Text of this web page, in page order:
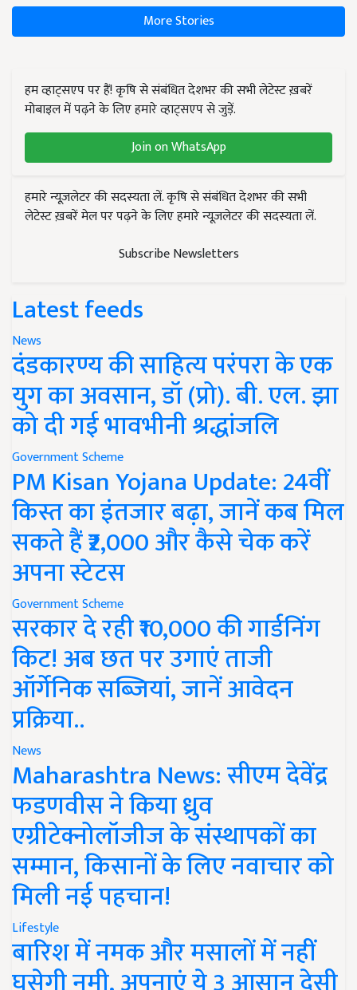
More Stories
हम व्हाट्सएप पर हैं! कृषि से संबंधित देशभर की सभी लेटेस्ट ख़बरें
मोबाइल में पढ़ने के लिए हमारे व्हाट्सएप से जुड़ें.
Join on WhatsApp
हमारे न्यूज़लेटर की सदस्यता लें. कृषि से संबंधित देशभर की सभी
लेटेस्ट ख़बरें मेल पर पढ़ने के लिए हमारे न्यूज़लेटर की सदस्यता लें.
Subscribe Newsletters
Latest feeds
News
दंडकारण्य की साहित्य परंपरा के एक
युग का अवसान, डॉ (प्रो). बी. एल. झा
को दी गई भावभीनी श्रद्धांजलि
Government Scheme
PM Kisan Yojana Update: 24वीं
किस्त का इंतजार बढ़ा, जानें कब मिल
सकते हैं ₹2,000 और कैसे चेक करें
अपना स्टेटस
Government Scheme
सरकार दे रही ₹10,000 की गार्डनिंग
किट! अब छत पर उगाएं ताजी
ऑर्गेनिक सब्जियां, जानें आवेदन
प्रक्रिया..
News
Maharashtra News: सीएम देवेंद्र
फडणवीस ने किया ध्रुव
एग्रीटेक्नोलॉजीज के संस्थापकों का
सम्मान, किसानों के लिए नवाचार को
मिली नई पहचान!
Lifestyle
बारिश में नमक और मसालों में नहीं